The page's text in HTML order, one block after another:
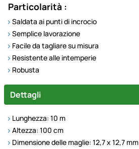
Particolarità :
Saldata ai punti di incrocio
Semplice lavorazione
Facile da tagliare su misura
Resistente alle intemperie
Robusta
Dettagli
Lunghezza: 10 m
Altezza: 100 cm
Dimensione delle maglie: 12,7 x 12,7 mm